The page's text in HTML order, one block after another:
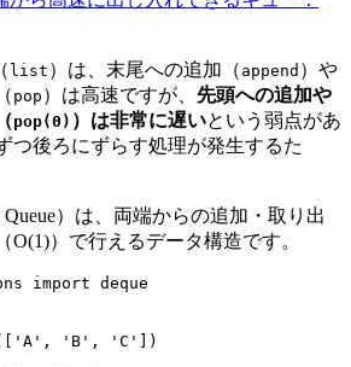
list ）は、末尾への追加（ append ）や
pop ）は高速ですが、 先頭への追加や
pop(0) ）は非常に遅いという弱点があ
つ後ろにずらす処理が発生するた
Queue）は、両端からの追加・取り出
O(1)）で行えるデータ構造です。
import deque
[ ' A ' , ' B ' , ' C ' ] )